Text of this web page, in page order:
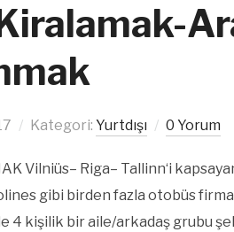
Kategori: Yurtdışı 0 Yorum
Vilniüs– Riga– Tallinn‘i
gibi birden fazla otobüs
4 kişilik bir aile/arkadaş grubu